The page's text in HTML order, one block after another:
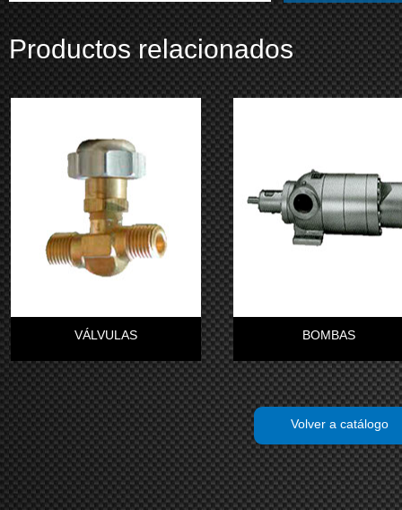
Productos relacionados
VÁLVULAS BOMBAS
Volver a catálogo